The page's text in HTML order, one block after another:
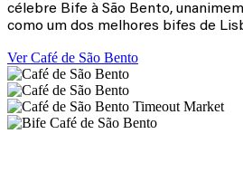
célebre Bife à São Bento,
como um dos melhores bifes de
Ver Café de São Bento